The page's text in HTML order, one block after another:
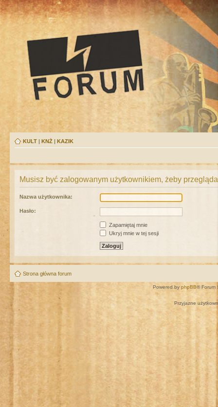
KULT | KNŻ | KAZIK
Musisz być zalogowanym użytkownikiem, żeby
Nazwa użytkownika:
Hasło:
Zapamiętaj mnie
Ukryj mnie w tej sesji
Strona główna forum
Powered by phpBB® Forum
Przyjazne